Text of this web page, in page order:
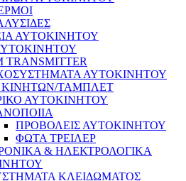
ΑΥΤΟΚΙΝΗΤΟΥ
TRANSMITTER
ΑΥΤΟΚΙΝΗΤΟΥ
ΚΙΝΗΤΩΝ/ΤΑΜΠΛΕΤ
ΑΥΤΟΚΙΝΗΤΟΥ
ΠΡΟΒΟΛΕΙΣ ΑΥΤΟΚΙΝΗΤΟΥ
ΦΩΤΑ ΤΡΕΙΛΕΡ
& ΗΛΕΚΤΡΟΛΟΓΙΚΑ
ΚΛΕΙΔΩΜΑΤΟΣ